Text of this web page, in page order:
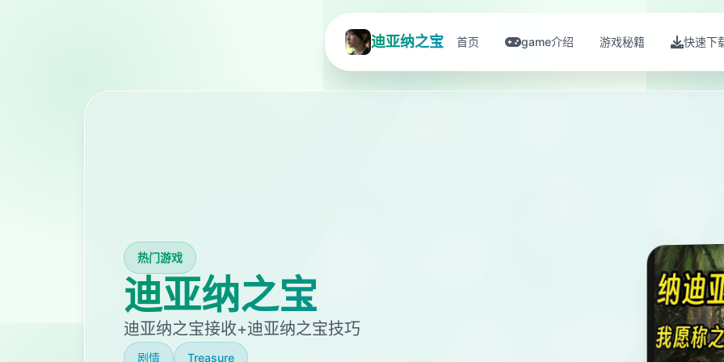
迪亚纳之宝 首页 game介绍 游戏秘籍 快速下
热门游戏
迪亚纳之宝
迪亚纳之宝接收+迪亚纳之宝技巧
剧情 Treasure